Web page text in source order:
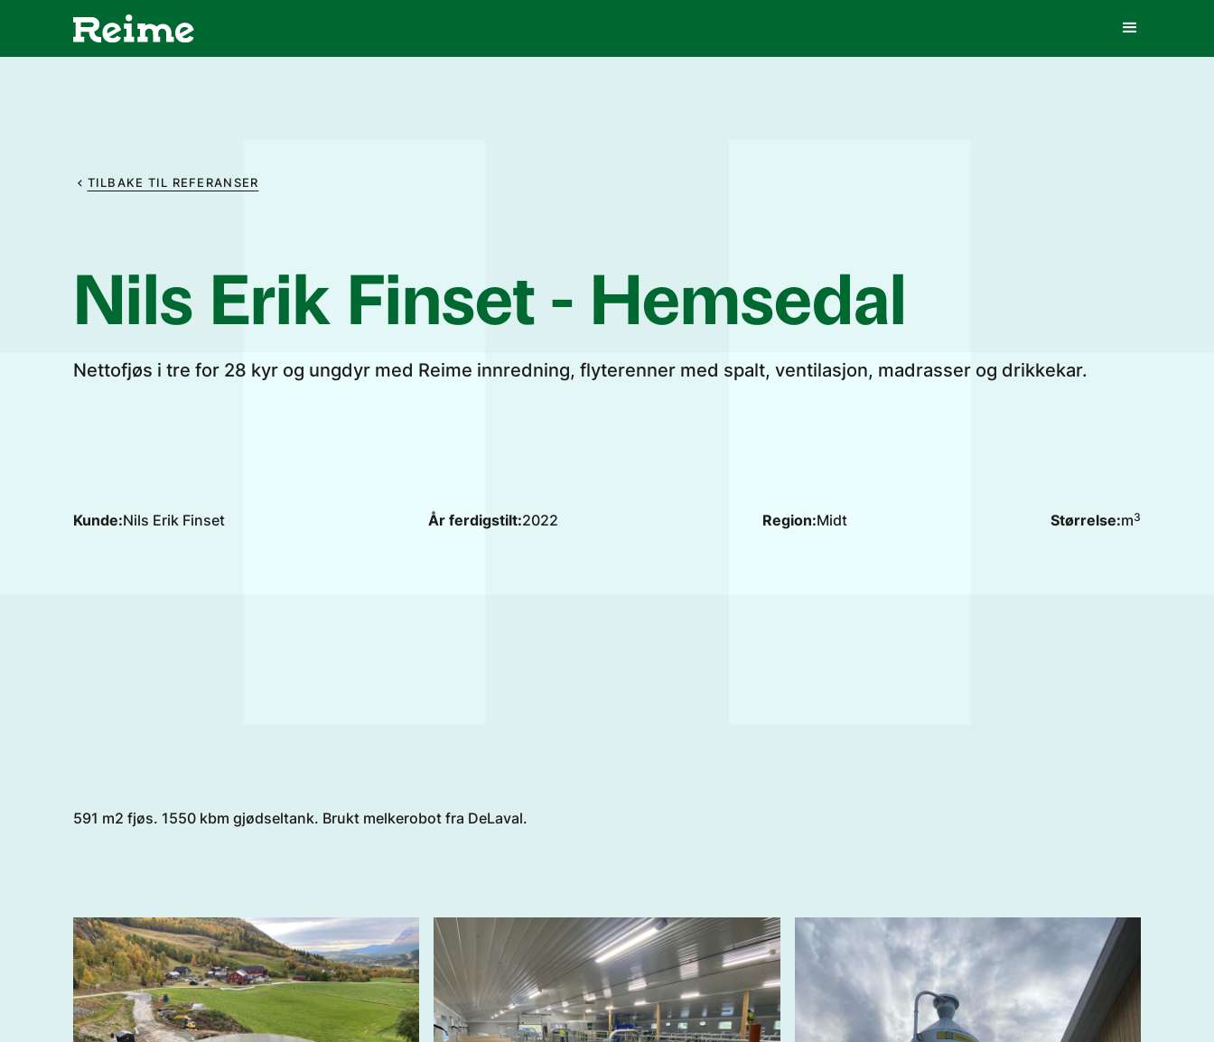
TILBAKE TIL REFERANSER
Nils Erik Finset - Hemsedal
Nettofjøs i tre for 28 kyr og ungdyr med Reime innredning, flyterenner med spalt, ventilasjon, madrasser og drikkekar.
Kunde:Nils Erik Finset År ferdigstilt:2022 Region:Midt Størrelse:m3
591 m2 fjøs. 1550 kbm gjødseltank. Brukt melkerobot fra DeLaval.